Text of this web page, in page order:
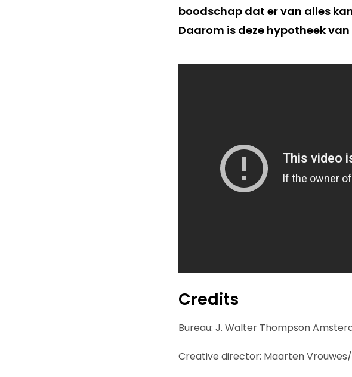
boodschap dat er van alles
Daarom is deze hypotheek
Credits
Bureau: J. Walter Thompson
Creative director: Maarten